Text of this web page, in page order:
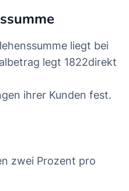
liegt bei
legt 1822direkt
ihrer Kunden fest.
zwei Prozent pro